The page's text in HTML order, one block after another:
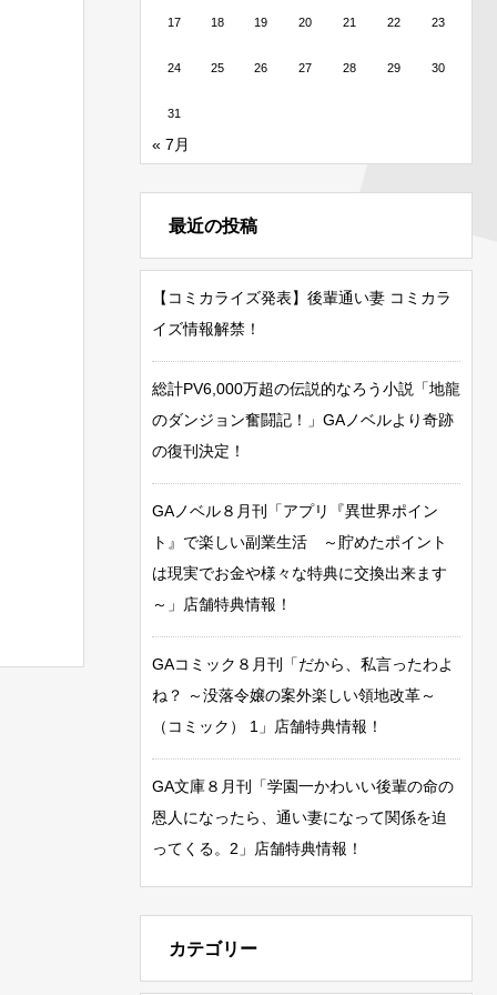
17 18 19 20 21 22 23
24 25 26 27 28 29 30
31
« 7月
最近の投稿
【コミカライズ発表】後輩通い妻 コミカラ
イズ情報解禁！
総計PV6,000万超の伝説的なろう小説「地龍
のダンジョン奮闘記！」GAノベルより奇跡
の復刊決定！
GAノベル８月刊「アプリ『異世界ポイン
ト』で楽しい副業生活 ～貯めたポイント
は現実でお金や様々な特典に交換出来ます
～」店舗特典情報！
GAコミック８月刊「だから、私言ったわよ
ね？ ～没落令嬢の案外楽しい領地改革～
（コミック） 1」店舗特典情報！
GA文庫８月刊「学園一かわいい後輩の命の
恩人になったら、通い妻になって関係を迫
ってくる。2」店舗特典情報！
カテゴリー